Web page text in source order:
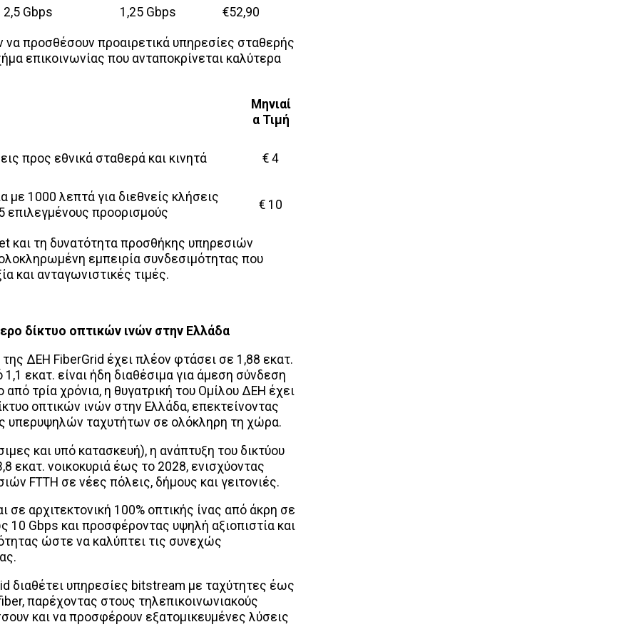
2,5 Gbps 1,25 Gbps €52,90
προσθέσουν προαιρετικά υπηρεσίες σταθερής
επικοινωνίας που ανταποκρίνεται καλύτερα
Μηνιαί
α Τιμή
προς εθνικά σταθερά και κινητά € 4
1000 λεπτά για διεθνείς κλήσεις
επιλεγμένους προορισμούς
€ 10
και τη δυνατότητα προσθήκης υπηρεσιών
εμπειρία συνδεσιμότητας που
και ανταγωνιστικές τιμές.
δίκτυο οπτικών ινών στην Ελλάδα
ΔΕΗ FiberGrid έχει πλέον φτάσει σε 1,88 εκατ.
εκατ. είναι ήδη διαθέσιμα για άμεση σύνδεση
τρία χρόνια, η θυγατρική του Ομίλου ΔΕΗ έχει
οπτικών ινών στην Ελλάδα, επεκτείνοντας
υπερυψηλών ταχυτήτων σε ολόκληρη τη χώρα.
και υπό κατασκευή), η ανάπτυξη του δικτύου
εκατ. νοικοκυριά έως το 2028, ενισχύοντας
FTTH σε νέες πόλεις, δήμους και γειτονιές.
σε αρχιτεκτονική 100% οπτικής ίνας από άκρη σε
10 Gbps και προσφέροντας υψηλή αξιοπιστία και
ώστε να καλύπτει τις συνεχώς
διαθέτει υπηρεσίες bitstream με ταχύτητες έως
παρέχοντας στους τηλεπικοινωνιακούς
και να προσφέρουν εξατομικευμένες λύσεις